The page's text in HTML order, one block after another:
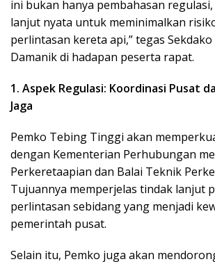
ini bukan hanya pembahasan
lanjut nyata untuk meminimalkan
perlintasan kereta api,” tegas
Damanik di hadapan peserta rapat.
1. Aspek Regulasi: Koordinasi Pusat
Jaga
Pemko Tebing Tinggi akan
dengan Kementerian Perhubungan
Perkeretaapian dan Balai Teknik
Tujuannya memperjelas tindak lanjut
perlintasan sebidang yang menjadi
pemerintah pusat.
Selain itu, Pemko juga akan